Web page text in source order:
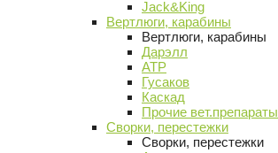
Jack&King
Вертлюги, карабины
Вертлюги, карабины
Дарэлл
АТР
Гусаков
Каскад
Прочие вет.препараты
Сворки, перестежки
Сворки, перестежки